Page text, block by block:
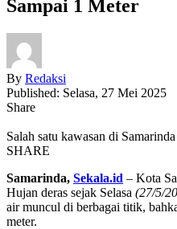
Sampai 1 Meter
By Redaksi
Published: Selasa, 27 Mei 2025
Share
Salah satu kawasan di
SHARE
Samarinda, Sekala.id – Kota
Hujan deras sejak Selasa (27/5/
air muncul di berbagai titik,
meter.